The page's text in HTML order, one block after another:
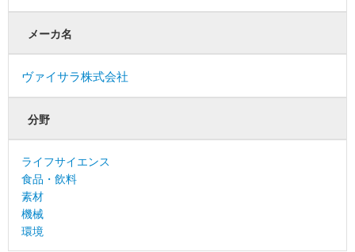
メーカ名
ヴァイサラ株式会社
分野
ライフサイエンス
食品・飲料
素材
機械
環境